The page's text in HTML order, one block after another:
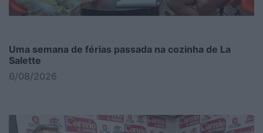
Uma semana de férias passada na cozinha de La
Salette
6/08/2026